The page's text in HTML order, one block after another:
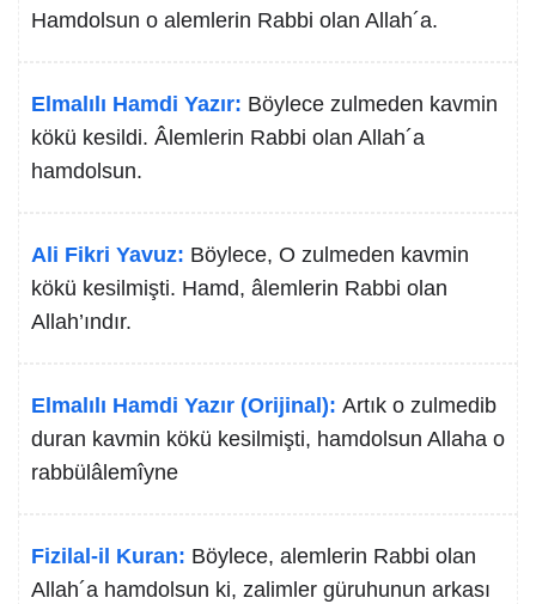
Hamdolsun o alemlerin Rabbi olan Allah´a.
Elmalılı Hamdi Yazır: Böylece zulmeden kavmin
kökü kesildi. Âlemlerin Rabbi olan Allah´a
hamdolsun.
Ali Fikri Yavuz: Böylece, O zulmeden kavmin
kökü kesilmişti. Hamd, âlemlerin Rabbi olan
Allah’ındır.
Elmalılı Hamdi Yazır (Orijinal): Artık o zulmedib
duran kavmin kökü kesilmişti, hamdolsun Allaha o
rabbülâlemîyne
Fizilal-il Kuran: Böylece, alemlerin Rabbi olan
Allah´a hamdolsun ki, zalimler güruhunun arkası